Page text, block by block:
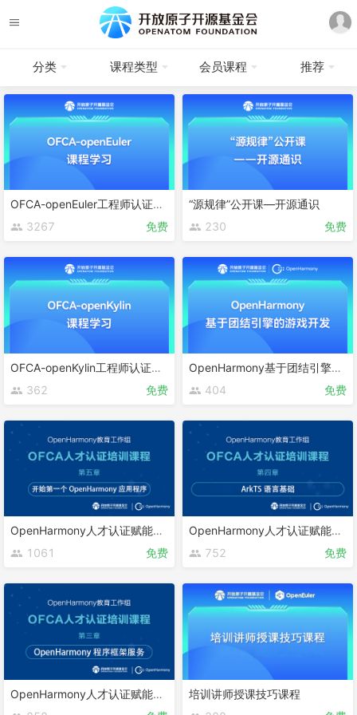
分类 课程类型 会员课程 推荐
OFCA-openEuler工程师认证课程
3267
免费
“源规律”公开课—开源通识
230
免费
OFCA-openKylin工程师认证课程
362
免费
OpenHarmony基于团结引擎的游戏开发
404
免费
OpenHarmony人才认证赋能课程 第五章
1061
免费
OpenHarmony人才认证赋能课程 第四章
752
免费
OpenHarmony人才认证赋能课程 第三章
培训讲师授课技巧课程